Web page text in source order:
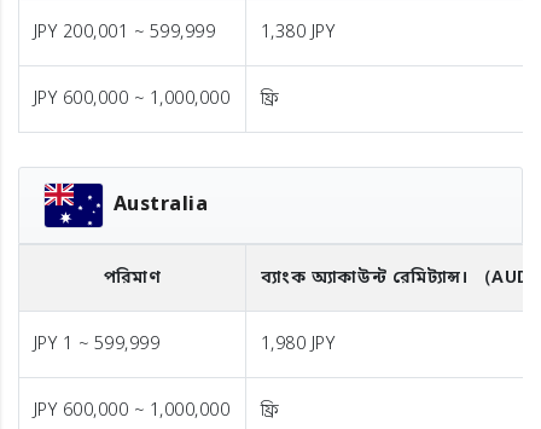
JPY 200,001 ~ 599,999 1,380 JPY
JPY 600,000 ~ 1,000,000 ফ্রি
Australia
পরিমাণ ব্যাংক অ্যাকাউন্ট রেমিট্যান্স। （
JPY 1 ~ 599,999 1,980 JPY
JPY 600,000 ~ 1,000,000 ফ্রি